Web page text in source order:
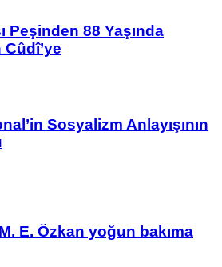
Peşinden 88 Yaşında
Cûdî’ye
Sosyalizm Anlayışının
E. Özkan yoğun bakıma